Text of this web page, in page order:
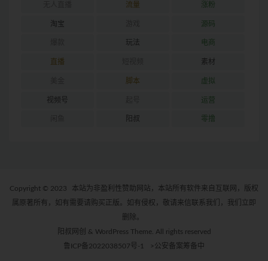
流量 涨粉
淘宝 源码
玩法 电商
直播 素材
脚本 虚拟
视频号 运营
阳叔 零撸
Copyright © 2023
本站为非盈利性赞助网站，本站所有软件来自互联网，版权
属原著所有，如有需要请购买正版。如有侵权，敬请来信联系我们，我们立即
删除。
阳叔网创 & WordPress Theme. All rights reserved
鲁ICP备2022038507号-1
>公安备案筹备中